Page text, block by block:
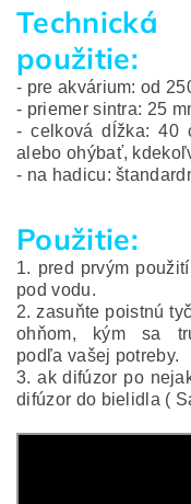
použitie:
- pre akvárium: od
- priemer sintra: 25
- celková dĺžka: 40
alebo ohýbať,
- na hadicu:
Použitie:
1. pred prvým
pod vodu.
2. zasuňte poistnú
ohňom, kým sa
podľa vašej potreby.
3. ak difúzor po
difúzor do bielidla (